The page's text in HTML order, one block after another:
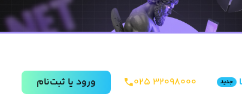
جدید ۰۲۵ ۳۲۰۹۸۰۰۰ ورود يا ثبت‌نام